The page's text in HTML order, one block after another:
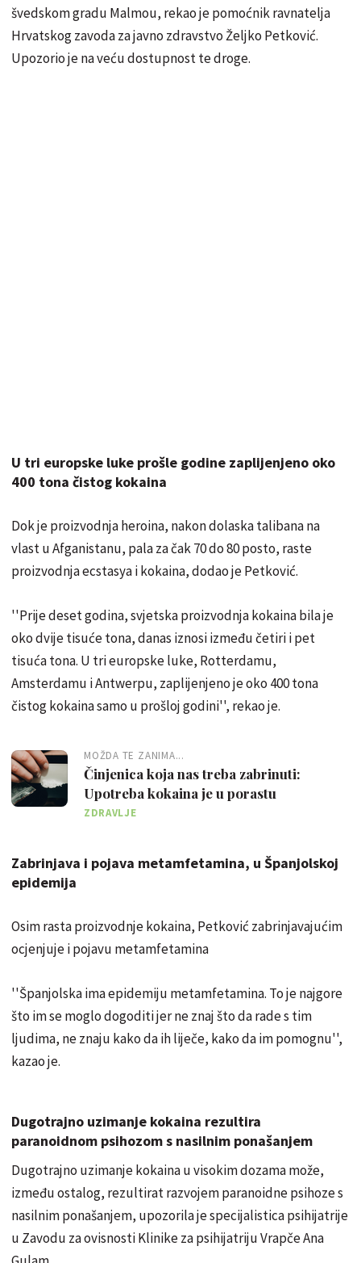
švedskom gradu Malmou, rekao je pomoćnik ravnatelja
Hrvatskog zavoda za javno zdravstvo Željko Petković.
Upozorio je na veću dostupnost te droge.
U tri europske luke prošle godine zaplijenjeno oko
400 tona čistog kokaina
Dok je proizvodnja heroina, nakon dolaska talibana na
vlast u Afganistanu, pala za čak 70 do 80 posto, raste
proizvodnja ecstasya i kokaina, dodao je Petković.
''Prije deset godina, svjetska proizvodnja kokaina bila je
oko dvije tisuće tona, danas iznosi između četiri i pet
tisuća tona. U tri europske luke, Rotterdamu,
Amsterdamu i Antwerpu, zaplijenjeno je oko 400 tona
čistog kokaina samo u prošloj godini'', rekao je.
MOŽDA TE ZANIMA...
Činjenica koja nas treba zabrinuti:
Upotreba kokaina je u porastu
ZDRAVLJE
Zabrinjava i pojava metamfetamina, u Španjolskoj
epidemija
Osim rasta proizvodnje kokaina, Petković zabrinjavajućim
ocjenjuje i pojavu metamfetamina
''Španjolska ima epidemiju metamfetamina. To je najgore
što im se moglo dogoditi jer ne znaj što da rade s tim
ljudima, ne znaju kako da ih liječe, kako da im pomognu'',
kazao je.
Dugotrajno uzimanje kokaina rezultira
paranoidnom psihozom s nasilnim ponašanjem
Dugotrajno uzimanje kokaina u visokim dozama može,
između ostalog, rezultirat razvojem paranoidne psihoze s
nasilnim ponašanjem, upozorila je specijalistica psihijatrije
u Zavodu za ovisnosti Klinike za psihijatriju Vrapče Ana